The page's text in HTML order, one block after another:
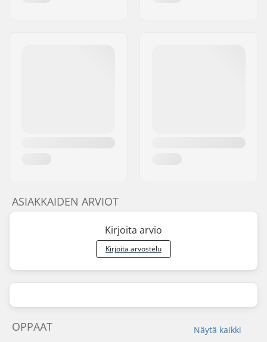
ASIAKKAIDEN ARVIOT
Kirjoita arvio
Kirjoita arvostelu
Näytä kaikki
OPPAAT